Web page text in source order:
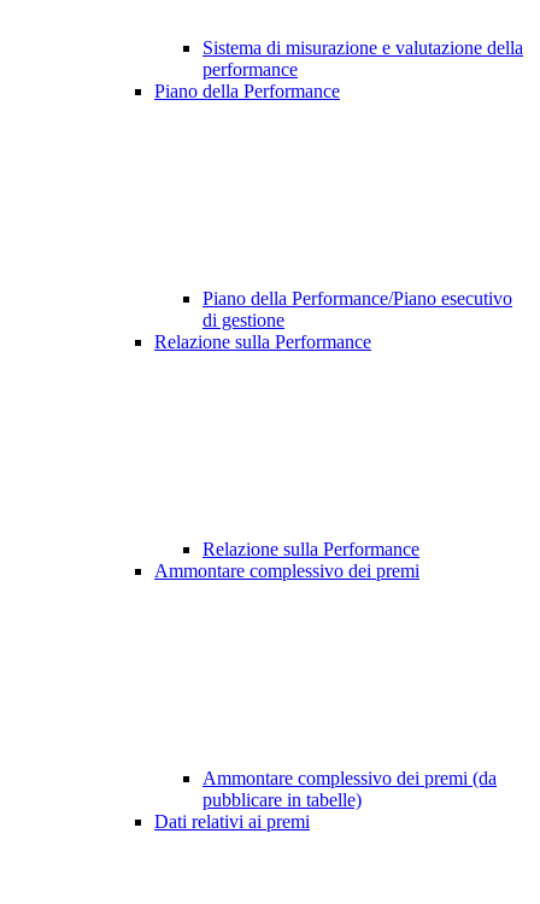
Sistema di misurazione e valutazione della
performance
Piano della Performance
Piano della Performance/Piano esecutivo
di gestione
Relazione sulla Performance
Relazione sulla Performance
Ammontare complessivo dei premi
Ammontare complessivo dei premi (da
pubblicare in tabelle)
Dati relativi ai premi